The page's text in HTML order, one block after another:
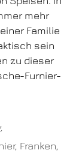
mehr
Familie
sein
zu dieser
Furnier-
, Franken,